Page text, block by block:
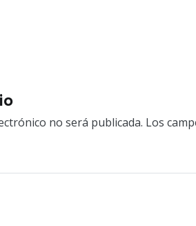
no será publicada. Los